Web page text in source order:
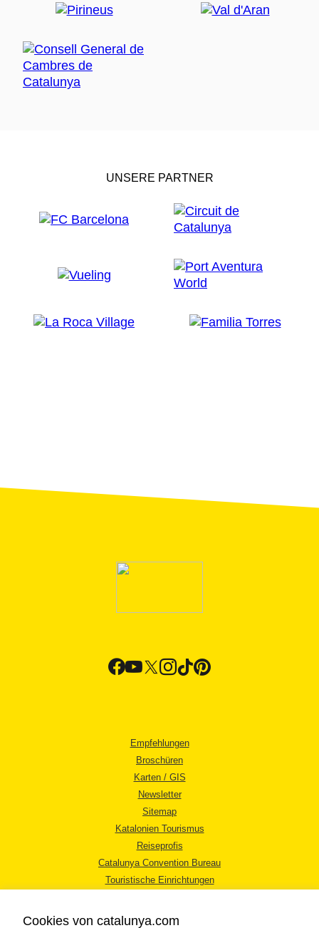
UNSERE PARTNER
Empfehlungen
Broschüren
Karten / GIS
Newsletter
Sitemap
Katalonien Tourismus
Reiseprofis
Catalunya Convention Bureau
Touristische Einrichtungen
Cookies von catalunya.com